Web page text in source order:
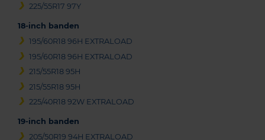
225/55R17 97Y
18-inch banden
195/60R18 96H EXTRALOAD
195/60R18 96H EXTRALOAD
215/55R18 95H
215/55R18 95H
225/40R18 92W EXTRALOAD
19-inch banden
205/50R19 94H EXTRALOAD